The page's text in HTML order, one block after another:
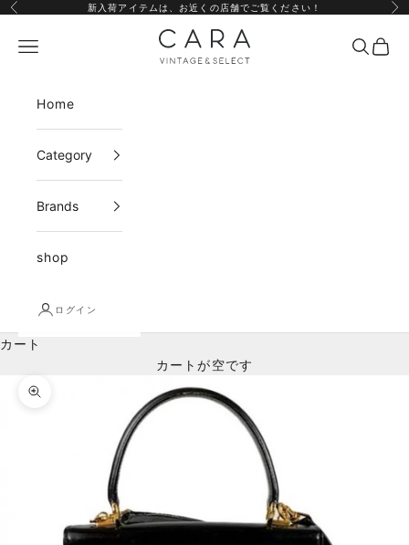
コンテンツへスキップ
前へ 新入荷アイテムは、 お近くの店舗でご覧ください！ 次
CARA vintage&select
メニュー 検索カー
Home
Category
Brands
shop
ログイン
カート
カートが空です
ズームイン